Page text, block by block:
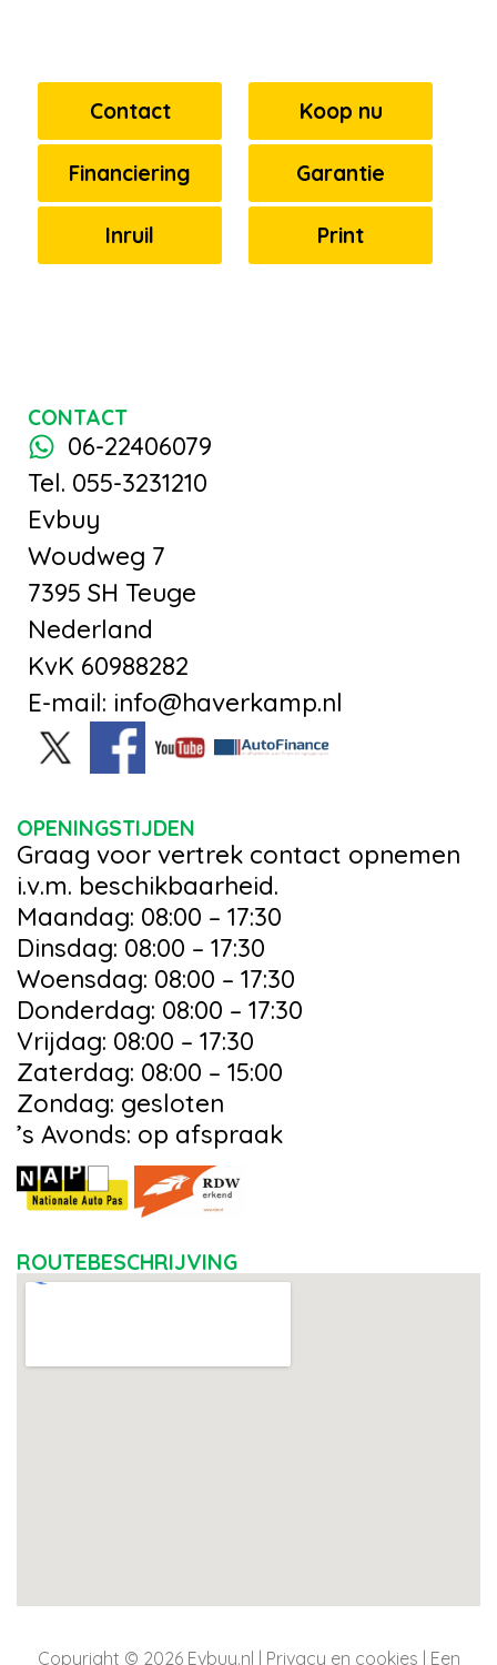
Contact Koop nu
Financiering Garantie
Inruil Print
CONTACT
06-22406079
Tel. 055-3231210
Evbuy
Woudweg 7
7395 SH Teuge
Nederland
KvK 60988282
E-mail: info@haverkamp.nl
OPENINGSTIJDEN
Graag voor vertrek contact opnemen
i.v.m. beschikbaarheid.
Maandag: 08:00 – 17:30
Dinsdag: 08:00 – 17:30
Woensdag: 08:00 – 17:30
Donderdag: 08:00 – 17:30
Vrijdag: 08:00 – 17:30
Zaterdag: 08:00 – 15:00
Zondag: gesloten
’s Avonds: op afspraak
ROUTEBESCHRIJVING
Copyright © 2026 Evbuy.nl | Privacy en cookies | Een